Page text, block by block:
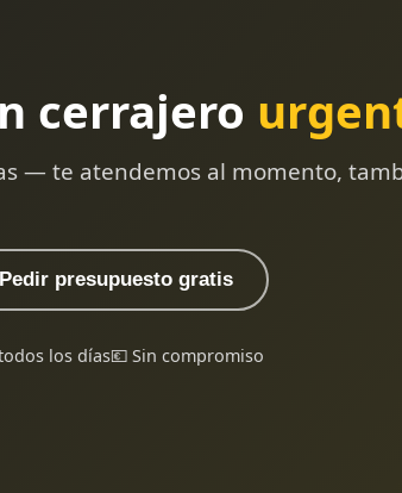
cerrajero
— te atendemos al momento,
Pedir presupuesto gratis
los días💶 Sin compromiso